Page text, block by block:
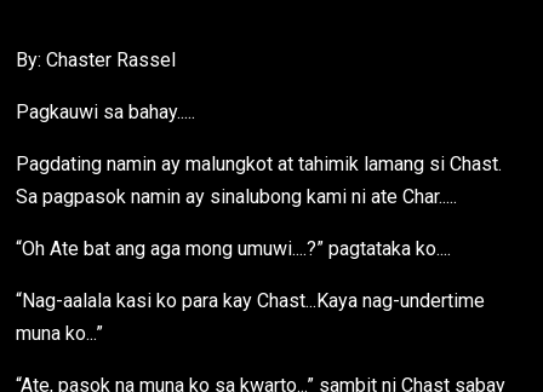
By: Chaster Rassel
Pagkauwi sa bahay.....
Pagdating namin ay malungkot at tahimik lamang si Chast.
Sa pagpasok namin ay sinalubong kami ni ate Char.....
“Oh Ate bat ang aga mong umuwi....?” pagtataka ko....
“Nag-aalala kasi ko para kay Chast...Kaya nag-undertime
muna ko...”
“Ate, pasok na muna ko sa kwarto...” sambit ni Chast sabay